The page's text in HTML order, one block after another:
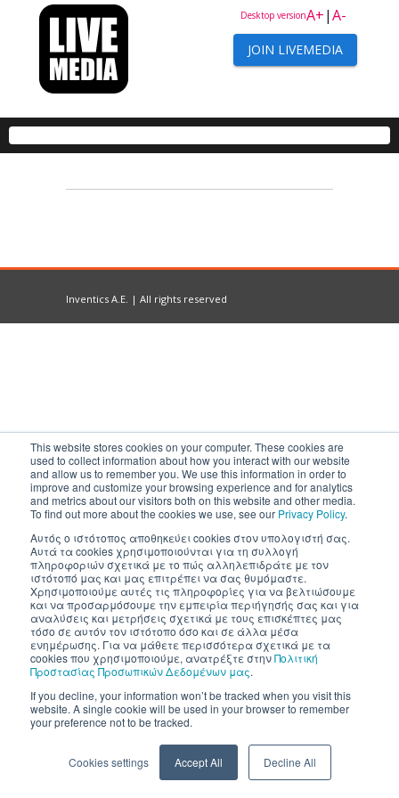
This website stores cookies on your computer. These cookies are
used to collect information about how you interact with our website
and allow us to remember you. We use this information in order to
improve and customize your browsing experience and for analytics
and metrics about our visitors both on this website and other media.
To find out more about the cookies we use, see our Privacy Policy.
Αυτός ο ιστότοπος αποθηκεύει cookies στον υπολογιστή σας.
Αυτά τα cookies χρησιμοποιούνται για τη συλλογή
πληροφοριών σχετικά με το πώς αλληλεπιδράτε με τον
ιστότοπό μας και μας επιτρέπει να σας θυμόμαστε.
Χρησιμοποιούμε αυτές τις πληροφορίες για να βελτιώσουμε
και να προσαρμόσουμε την εμπειρία περιήγησής σας και για
αναλύσεις και μετρήσεις σχετικά με τους επισκέπτες μας
τόσο σε αυτόν τον ιστότοπο όσο και σε άλλα μέσα
ενημέρωσης. Για να μάθετε περισσότερα σχετικά με τα
cookies που χρησιμοποιούμε, ανατρέξτε στηνΠολιτική
Προστασίας Προσωπικών Δεδομένων μας.
If you decline, your information won’t be tracked when you visit this
website. A single cookie will be used in your browser to remember
your preference not to be tracked.
Cookies settings Accept All Decline All
A+|A-
Desktop version
JOIN LIVEMEDIA
Inventics A.E. | All rights reserved